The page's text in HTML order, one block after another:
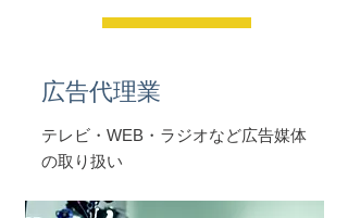
​広告代理業
テレビ・WEB・ラジオなど広告媒体
の取り扱い